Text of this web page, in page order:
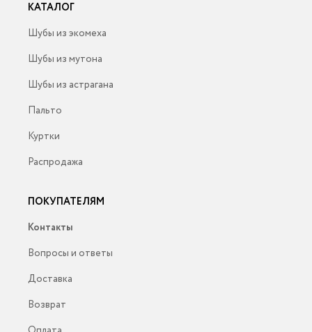
КАТАЛОГ
Шубы из экомеха
Шубы из мутона
Шубы из астрагана
Пальто
Куртки
Распродажа
ПОКУПАТЕЛЯМ
Контакты
Вопросы и ответы
Доставка
Возврат